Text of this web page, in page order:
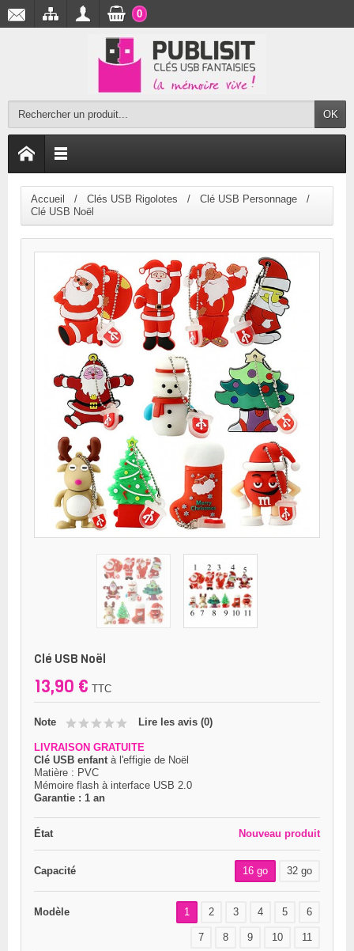
OK
0
Accueil Clés USB Rigolotes
Clé USB Personnage
Clé USB Noël
Clé USB Noël
13,90 € TTC
Note Lire les avis (0)
LIVRAISON GRATUITE
Clé USB enfantà l'effigie de Noël
Matière : PVC
Mémoire flash à interface USB 2.0
Garantie : 1 an
État Nouveau produit
Capacité 16 go 32 go
Modèle 1 2 3 4 5 6
7 8 9 10 11